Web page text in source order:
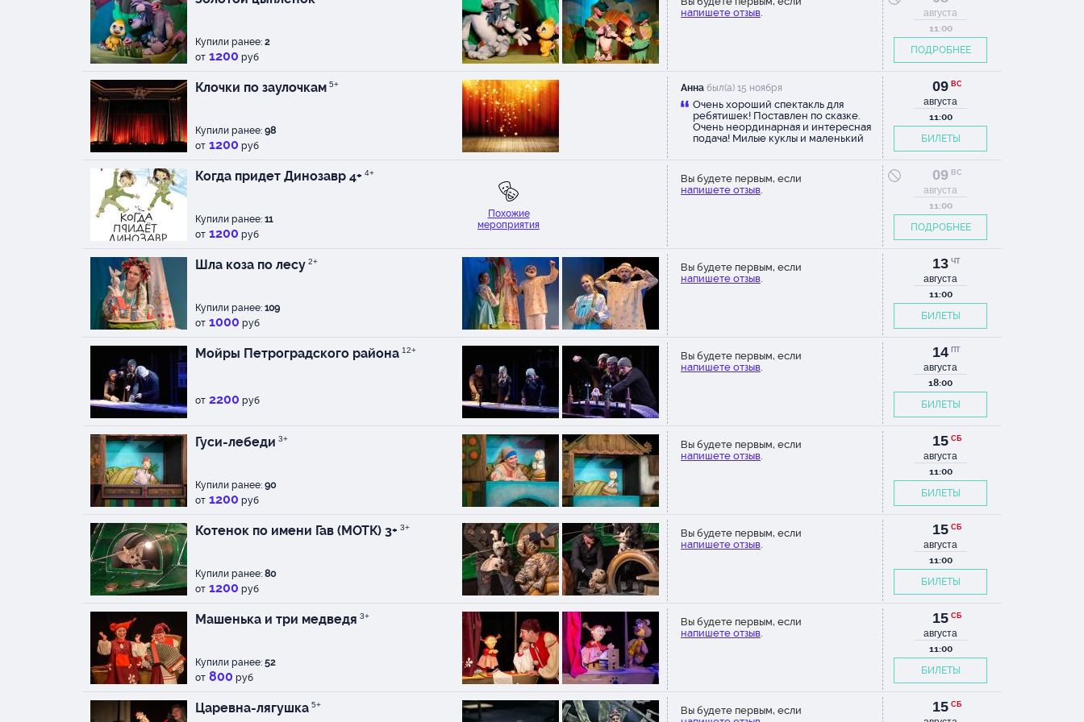
Купили ранее: 2
от 1200 руб
напишете отзыв.
августа
11:00
ПОДРОБНЕЕ
Клочки по заулочкам 5+
Купили ранее: 98
от 1200 руб
Анна был(а) 15 ноября
Очень хороший спектакль для
ребятишек! Поставлен по сказке.
Очень неординарная и интересная
подача! Милые куклы и маленький
юных зрителей. Спасибо актёрам и
создателям этого представления!
09 ВС
августа
11:00
БИЛЕТЫ
Когда придет Динозавр 4+ 4+
Купили ранее: 11
от 1200 руб
Похожие
мероприятия
Вы будете первым, если
напишете отзыв.
09 ВС
августа
11:00
ПОДРОБНЕЕ
Шла коза по лесу 2+
Купили ранее: 109
от 1000 руб
Вы будете первым, если
напишете отзыв.
13 ЧТ
августа
11:00
БИЛЕТЫ
Мойры Петроградского района 12+
от 2200 руб
Вы будете первым, если
напишете отзыв.
14 ПТ
августа
18:00
БИЛЕТЫ
Гуси-лебеди 3+
Купили ранее: 90
от 1200 руб
Вы будете первым, если
напишете отзыв.
15 СБ
августа
11:00
БИЛЕТЫ
Котенок по имени Гав (МОТК) 3+ 3+
Купили ранее: 80
от 1200 руб
Вы будете первым, если
напишете отзыв.
15 СБ
августа
11:00
БИЛЕТЫ
Машенька и три медведя 3+
Купили ранее: 52
от 800 руб
Вы будете первым, если
напишете отзыв.
15 СБ
августа
11:00
БИЛЕТЫ
Царевна-лягушка 5+
Вы будете первым, если
15 СБ